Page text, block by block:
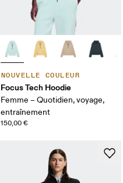
NOUVELLE COULEUR
Focus Tech Hoodie
Femme – Quotidien, voyage,
entraînement
150,00 €